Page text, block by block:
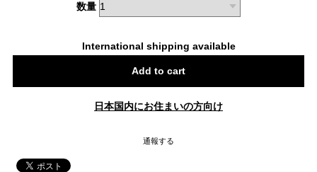
数量
International shipping available
Add to cart
日本国内にお住まいの方向け
通報する